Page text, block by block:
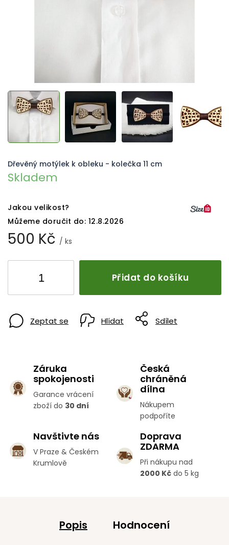
500 Kč / ks
Skladem
Jakou velikost?
Můžeme doručit do: 12.8.2026
Přidat do košíku
Dřevěný motýlek k obleku - kolečka 11 cm
Zeptat se Hlídat Sdílet
Záruka
spokojenosti
Garance vrácení
zboží do 30 dní
Česká
chráněná
dílna
Nákupem
podpoříte
Navštivte nás
V Praze & Českém
Krumlově
Doprava
ZDARMA
Při nákupu nad
2000 Kč do 5 kg
Popis Hodnocení